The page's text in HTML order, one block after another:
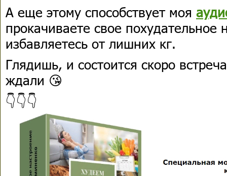
А еще этому способствует моя
прокачиваете свое похудательное
избавляетесь от лишних кг.
Глядишь, и состоится скоро
ждали 😘
👇👇👇